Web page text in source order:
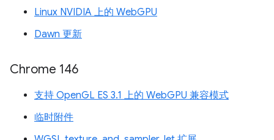
Linux NVIDIA 上的 WebGPU
Dawn 更新
Chrome 146
支持 OpenGL ES 3.1 上的 WebGPU 兼容模式
临时附件